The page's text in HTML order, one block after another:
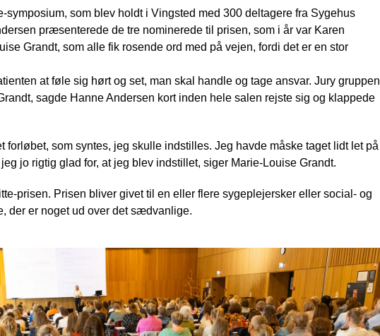
som blev holdt i Vingsted med 300 deltagere fra Sygehus
præsenterede de tre nominerede til prisen, som i år var Karen
Grandt, som alle fik rosende ord med på vejen, fordi det er en stor
at føle sig hørt og set, man skal handle og tage ansvar. Jury gruppen
sagde Hanne Andersen kort inden hele salen rejste sig og klappede
forløbet, som syntes, jeg skulle indstilles. Jeg havde måske taget lidt let på
jo rigtig glad for, at jeg blev indstillet, siger Marie-Louise Grandt.
prisen. Prisen bliver givet til en eller flere sygeplejersker eller social- og
der er noget ud over det sædvanlige.